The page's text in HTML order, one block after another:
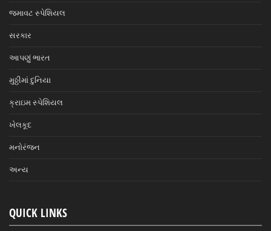
જમાવટ સ્પેશિયલ
સરકાર
આપણું ભારત
મુઠ્ઠીમાં દુનિયા
ક્રાઇમ સ્પેશિયલ
ખેલકૂદ
મનોરંજન
અન્ય
QUICK LINKS